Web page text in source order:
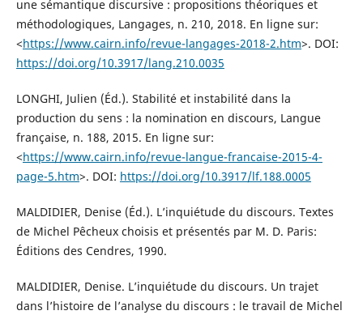
une sémantique discursive : propositions théoriques et
méthodologiques, Langages, n. 210, 2018. En ligne sur:
<https://www.cairn.info/revue-langages-2018-2.htm>. DOI:
https://doi.org/10.3917/lang.210.0035
LONGHI, Julien (Éd.). Stabilité et instabilité dans la
production du sens : la nomination en discours, Langue
française, n. 188, 2015. En ligne sur:
<https://www.cairn.info/revue-langue-francaise-2015-4-
page-5.htm>. DOI: https://doi.org/10.3917/lf.188.0005
MALDIDIER, Denise (Éd.). L’inquiétude du discours. Textes
de Michel Pêcheux choisis et présentés par M. D. Paris:
Éditions des Cendres, 1990.
MALDIDIER, Denise. L’inquiétude du discours. Un trajet
dans l’histoire de l’analyse du discours : le travail de Michel